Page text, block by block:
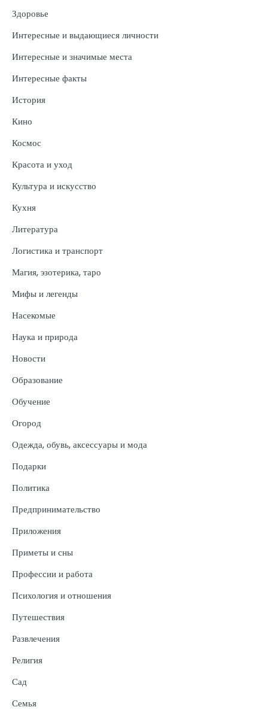
Здоровье
Интересные и выдающиеся личности
Интересные и значимые места
Интересные факты
История
Кино
Космос
Красота и уход
Культура и искусство
Кухня
Литература
Логистика и транспорт
Магия, эзотерика, таро
Мифы и легенды
Насекомые
Наука и природа
Новости
Образование
Обучение
Огород
Одежда, обувь, аксессуары и мода
Подарки
Политика
Предпринимательство
Приложения
Приметы и сны
Профессии и работа
Психология и отношения
Путешествия
Развлечения
Религия
Сад
Семья